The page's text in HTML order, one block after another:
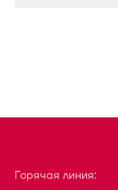
Горячая линия: